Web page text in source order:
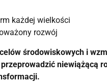
każdej wielkości
rozwój
środowiskowych i
niewiążącą